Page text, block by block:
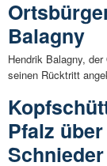
Balagny
Hendrik Balagny,
seinen Rücktritt
Pfalz
Schnieder